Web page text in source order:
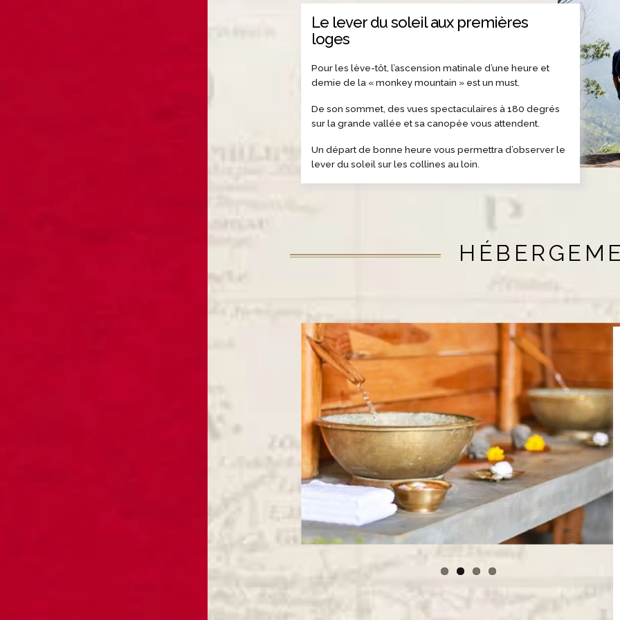
Le lever du soleil aux premières
loges
Pour les lève-tôt, l’ascension matinale d’une heure et
demie de la « monkey mountain » est un must.
De son sommet, des vues spectaculaires à 180 degrés
sur la grande vallée et sa canopée vous attendent.
Un départ de bonne heure vous permettra d’observer le
lever du soleil sur les collines au loin.